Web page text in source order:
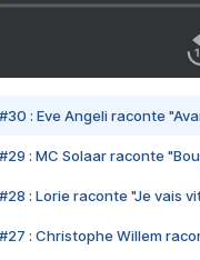
#30 : Eve Angeli raconte
#29 : MC Solaar raconte
#28 : Lorie raconte "Je vais
#27 : Christophe Willem